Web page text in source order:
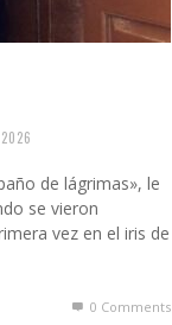
de lágrimas», le
se vieron
vez en el iris de
0 Comments